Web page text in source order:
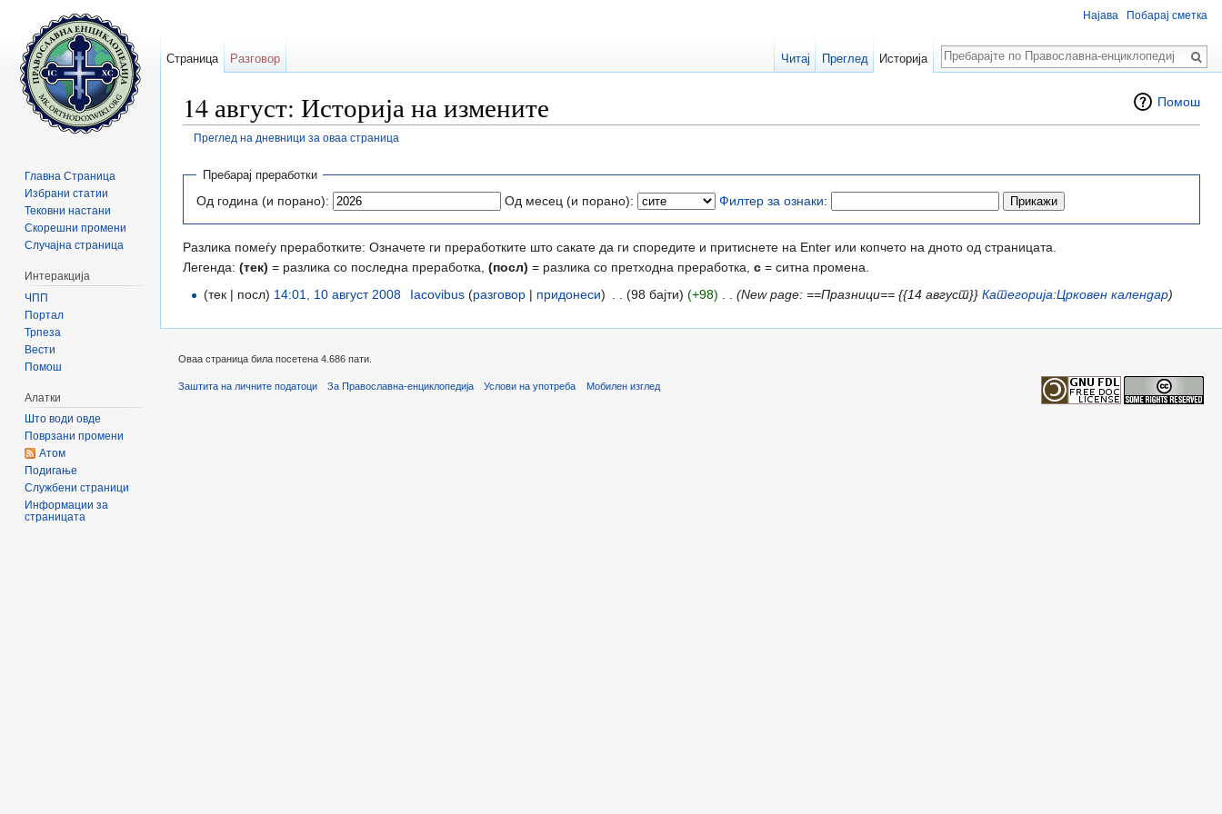
Помош
14 август: Историја на измените
Преглед на дневници за оваа страница
Пребарај преработки
Од година (и порано): Од месец (и порано): Филтер за ознаки:
Разлика помеѓу преработките: Означете ги преработките што сакате да ги споредите и притиснете на Enter или копчето на дното од страницата.
Легенда: (тек) = разлика со последна преработка, (посл) = разлика со претходна преработка, с = ситна промена.
(тек | посл) 14:01, 10 август 2008 Iacovibus (разговор| придонеси) (98 бајти) (+98) (New page: ==Празници== {{14 август}} Категорија:Црковен календар)
Најава Побарај сметка
Страница Разговор Читај Преглед Историја
Пребарај
Главна Страница
Избрани статии
Тековни настани
Скорешни промени
Случајна страница
Интеракција
ЧПП
Портал
Трпеза
Вести
Помош
Алатки
Што води овде
Поврзани промени
Атом
Подигање
Службени страници
Информации за
страницата
Оваа страница била посетена 4.686 пати.
Заштита на личните податоци За Православна-енциклопедија Услови на употреба Мобилен изглед